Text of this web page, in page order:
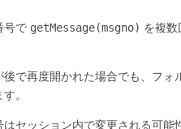
号で getMessage(msgno) を複
で再度開かれた場合でも、フ
。
ッション内で変更される可